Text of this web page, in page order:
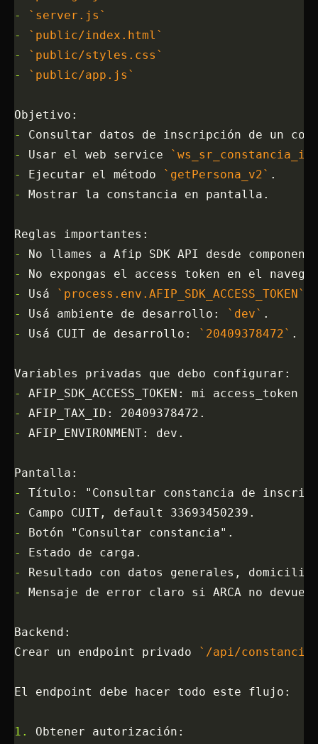
-
`server.js`
-
`public/index.html`
-
`public/styles.css`
-
`public/app.js`
Objetivo:
-
Consultar datos de inscripción de un
-
Usar el web service
-
Ejecutar el método `getPersona_v2` .
-
Mostrar la constancia en pantalla.
Reglas importantes:
-
No llames a Afip SDK API desde
-
No expongas el access token en el
-
Usá `process.env.AFIP_SDK_ACCESS_TOKEN`
-
Usá ambiente de desarrollo: `dev` .
-
Usá CUIT de desarrollo: `20409378472` .
Variables privadas que debo configurar:
-
AFIP_SDK_ACCESS_TOKEN: mi access_token
-
AFIP_TAX_ID: 20409378472.
-
AFIP_ENVIRONMENT: dev.
Pantalla:
-
Título: "Consultar constancia de
-
Campo CUIT, default 33693450239.
-
Botón "Consultar constancia".
-
Estado de carga.
-
Resultado con datos generales,
-
Mensaje de error claro si ARCA no
Backend:
Crear un endpoint privado
`/api/
El endpoint debe hacer todo este flujo:
1.
Obtener autorización: